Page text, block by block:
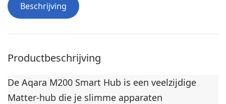
l
i
-
b
Beschrijving
Productbeschrijving
De Aqara M200 Smart Hub is een veelzijdige
Matter-hub die je slimme apparaten